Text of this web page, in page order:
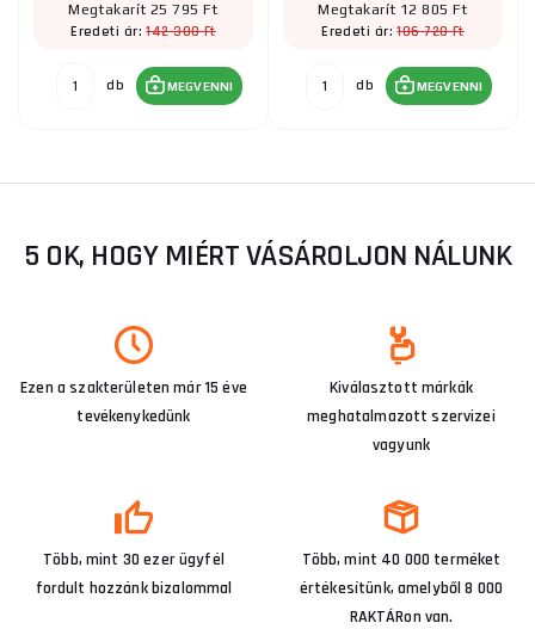
Megtakarít 25 795 Ft
Eredeti ár:142 300 Ft
db MEGVENNI
Megtakarít 12 805 Ft
Eredeti ár:106 720 Ft
db MEGVENNI
5 OK, HOGY MIÉRT VÁSÁROLJON NÁLUNK
Ezen a szakterületen már 15 éve
tevékenykedünk
Kiválasztott márkák
meghatalmazott szervizei
vagyunk
Több, mint 30 ezer ügyfél
fordult hozzánk bizalommal
Több, mint 40 000 terméket
értékesítünk, amelyből 8 000
RAKTÁRon van.